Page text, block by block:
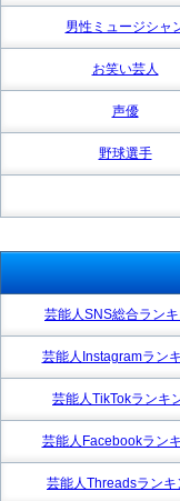
男性ミュージシャ
お笑い芸人
声優
野球選手
芸能人SNS総合ラン
芸能人Instagramラン
芸能人TikTokランキ
芸能人Facebookラン
芸能人Threadsランキ